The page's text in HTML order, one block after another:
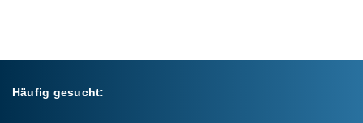
Häufig gesucht: